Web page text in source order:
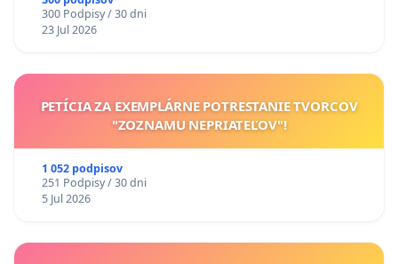
300 Podpisy / 30 dni
23 Jul 2026
PETÍCIA ZA EXEMPLÁRNE POTRESTANIE TVORCOV
"ZOZNAMU NEPRIATEĽOV"!
1 052 podpisov
251 Podpisy / 30 dni
5 Jul 2026